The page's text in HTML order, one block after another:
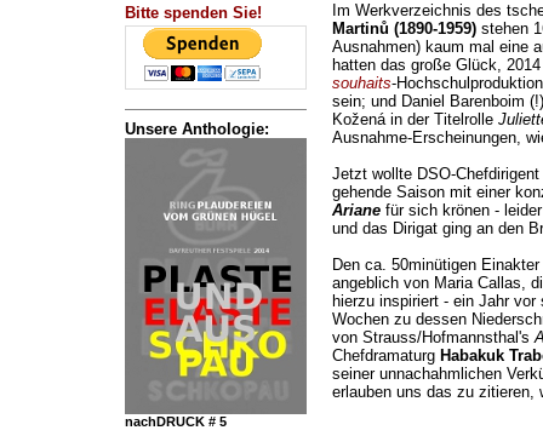
Bitte spenden Sie!
Unsere Anthologie:
nachDRUCK # 5
Im Werkverzeichnis des
Martinů (1890-1959)stehen
Ausnahmen) kaum mal eine
hatten das große Glück,
souhaits-
sein; und Daniel Barenboim
Kožená in der Titelrolle
Ausnahme-Erscheinungen,
Jetzt wollte DSO-
gehende Saison mit einer
Arianefür sich krönen -
und das Dirigat ging an den
Den ca. 50minütigen
angeblich von Maria Callas,
hierzu inspiriert - ein Jahr
Wochen zu dessen
von Strauss/Hofmannsthal's
Chefdramaturg Habakuk
seiner unnachahmlichen
erlauben uns das zu zitieren,